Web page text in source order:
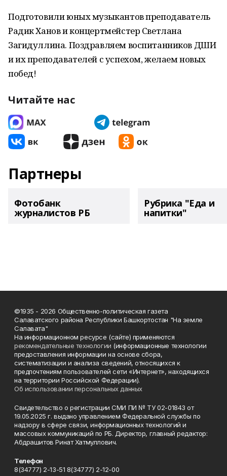
Подготовили юных музыкантов преподаватель
Радик Ханов и концертмейстер Светлана
Загидуллина. Поздравляем воспитанников ДШИ
и их преподавателей с успехом, желаем новых
побед!
Читайте нас
Партнеры
Фотобанк
журналистов РБ
Рубрика "Еда и
напитки"
©1935 - 2026 Общественно-политическая газета
Салаватского района Республики Башкортостан "На земле
Салавата"
На информационном ресурсе (сайте) применяются
рекомендательные технологии (информационные технологии
предоставления информации на основе сбора,
систематизации и анализа сведений, относящихся к
предпочтениям пользователей сети «Интернет», находящихся
на территории Российской Федерации).
Об использовании персональных данных
Свидетельство о регистрации СМИ ПИ № ТУ 02-01843 от
19.05.2025 г. выдано управлением Федеральной службы по
надзору в сфере связи, информационных технологий и
массовых коммуникаций по РБ. Директор, главный редактор:
Абдрашитов Ринат Хатмуллович.
Телефон
8(34777) 2-13-51 8(34777) 2-12-00